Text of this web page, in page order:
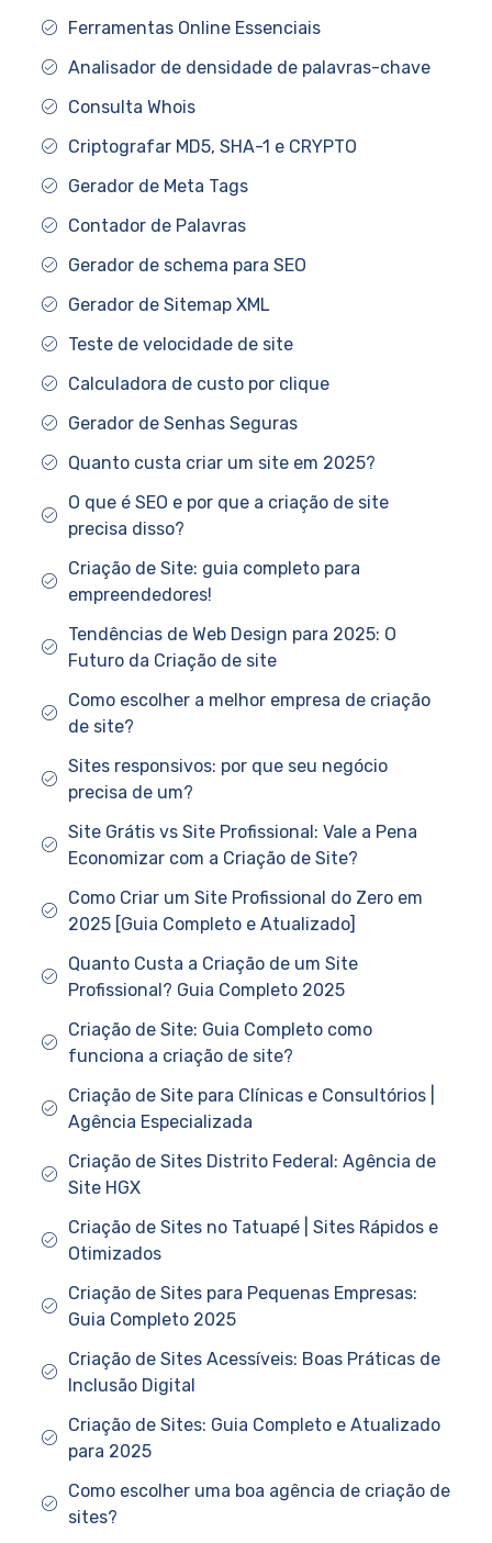
Ferramentas Online Essenciais
Analisador de densidade de palavras-chave
Consulta Whois
Criptografar MD5, SHA-1 e CRYPTO
Gerador de Meta Tags
Contador de Palavras
Gerador de schema para SEO
Gerador de Sitemap XML
Teste de velocidade de site
Calculadora de custo por clique
Gerador de Senhas Seguras
Quanto custa criar um site em 2025?
O que é SEO e por que a criação de site
precisa disso?
Criação de Site: guia completo para
empreendedores!
Tendências de Web Design para 2025: O
Futuro da Criação de site
Como escolher a melhor empresa de criação
de site?
Sites responsivos: por que seu negócio
precisa de um?
Site Grátis vs Site Profissional: Vale a Pena
Economizar com a Criação de Site?
Como Criar um Site Profissional do Zero em
2025 [Guia Completo e Atualizado]
Quanto Custa a Criação de um Site
Profissional? Guia Completo 2025
Criação de Site: Guia Completo como
funciona a criação de site?
Criação de Site para Clínicas e Consultórios |
Agência Especializada
Criação de Sites Distrito Federal: Agência de
Site HGX
Criação de Sites no Tatuapé | Sites Rápidos e
Otimizados
Criação de Sites para Pequenas Empresas:
Guia Completo 2025
Criação de Sites Acessíveis: Boas Práticas de
Inclusão Digital
Criação de Sites: Guia Completo e Atualizado
para 2025
Como escolher uma boa agência de criação de
sites?